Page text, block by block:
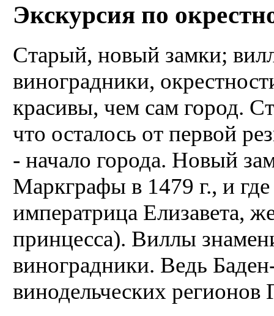
Экскурсия по
Старый, новый замки;
виноградники,
красивы, чем сам город.
что осталось от первой
- начало города. Новый
Маркграфы в 1479 г., и где
императрица Елизавета,
принцесса). Виллы
виноградники. Ведь
винодельческих регионов